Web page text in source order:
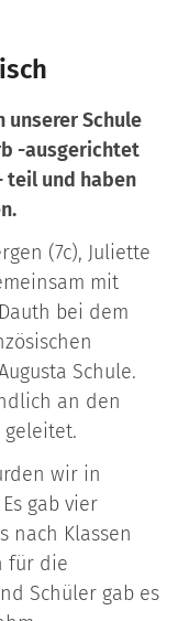
unserer Schule
-ausgerichtet
teil und haben
(7c), Juliette
mit
bei dem
Schule.
an den
wir in
gab vier
nach Klassen
für die
Schüler gab es